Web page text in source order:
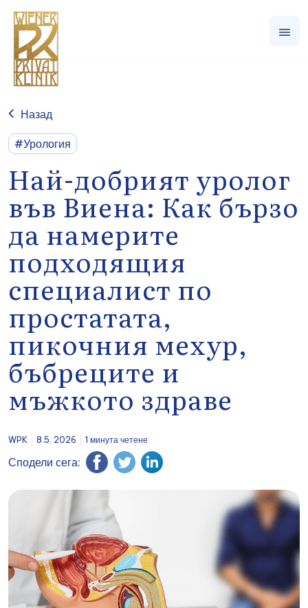
Назад
#Урология
Най-добрият уролог
във Виена: Как бързо
да намерите
подходящия
специалист по
простатата,
пикочния мехур,
бъбреците и
мъжкото здраве
WPK 8.5. 2026 1 минута четене
Сподели сега: